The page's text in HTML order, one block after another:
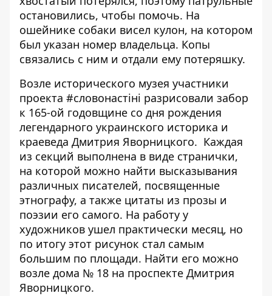
остановились, чтобы помочь. На
ошейнике собаки висел кулон, на котором
был указан номер владельца. Копы
связались с ним и отдали ему потеряшку.
Возле исторического музея участники
проекта #cловонастіні разрисовали забор
к 165-ой годовщине со дня рождения
легендарного украинского историка и
краеведа Дмитрия Яворницкого. Каждая
из секций выполнена в виде странички,
на которой можно найти высказывания
различных писателей, посвященные
этнографу, а также цитаты из прозы и
поэзии его самого. На работу у
художников ушел практически месяц, но
по итогу этот рисунок стал самым
большим по площади. Найти его можно
возле дома № 18 на проспекте Дмитрия
Яворницкого.